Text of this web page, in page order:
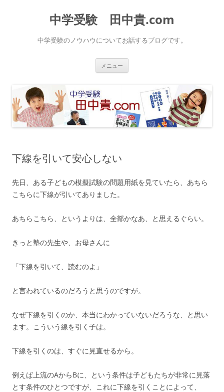
中学受験 田中貴.com
中学受験のノウハウについてお話するブログです。
メニュー
ス
キ
ッ
プ
下線を引いて安心しない
先日、ある子どもの模擬試験の問題用紙を見ていたら、あちら
こちらに下線が引いてありました。
あちらこちら、というよりは、全部かなあ、と思えるぐらい。
きっと塾の先生や、お母さんに
「下線を引いて、読むのよ」
と言われているのだろうと思うのですが。
なぜ下線を引くのか、本当にわかっていないだろうな、と思い
ます。こういう線を引く子は。
下線を引くのは、すぐに見直せるから。
例えば上流のAからBに、という条件は子どもたちが非常に見落
とす条件のひとつですが、これに下線を引くことによって、